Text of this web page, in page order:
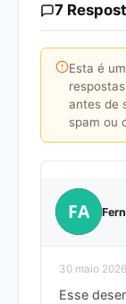
7
Esta é
antes de
spam ou
FA
30 maio 2026
Esse